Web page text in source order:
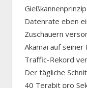
Datenrate eben
Zuschauern
Akamai auf
Traffic-Rekord
Der tägliche
40 Terabit pro